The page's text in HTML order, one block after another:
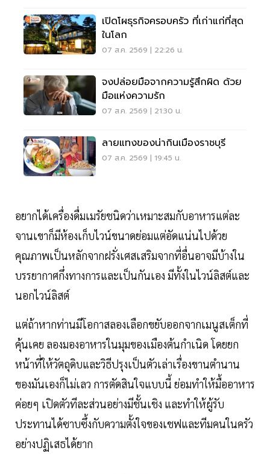
เปิดโผธุรกิจครอบครัว ที่เก่าแก่ที่สุด
ในโลก
07 ส.ค. 2569 | 22:26 น.
จงปล่อยมือจากความรู้สึกผิด ด้วย
มือแห่งความรัก
07 ส.ค. 2569 | 21:30 น.
ลายแทงของน่ากินเมืองราชบุรี
07 ส.ค. 2569 | 19:45 น.
อยากได้เครื่องดื่มเมรัยชนิดว่าเหมาะสมกับอาหารแต่ละ
จานเขาก็มีห้องเก็บไวน์ขนาดย่อมแต่อัดแน่นไปด้วย
คุณภาพเป็นหลักจากฝรั่งเศสเสริมจากที่อื่นอาจมีบ้างใน
บรรยากาศกึ่งทางการและเป็นกันเอง มีทั้งในไวน์ลิสต์และ
นอกไวน์ลิสต์
แต่ถ้าหากท่านมีโอกาสลองเลือกขยับออกจากเมนูสเต็กที่
คุ้นเคย ลองมองอาหารในมุมของเมืองต้นกำเนิด โดยยก
หน้าที่ให้วัตถุดิบและวิธีปรุงเป็นตัวเล่าเรื่องขานตำนาน
ของมันเองก็ไม่เลว การตัดสินใจแบบนี้ ย่อมทำให้มื้ออาหาร
ค่อยๆ เปิดตัวทีละส่วนอย่างมีชั้นเชิง และทำให้ผู้รับ
ประทานได้ซาบซึ้งกับความตั้งใจของเชฟและทีมคนในครัว
อย่างปฏิเสธได้ยาก